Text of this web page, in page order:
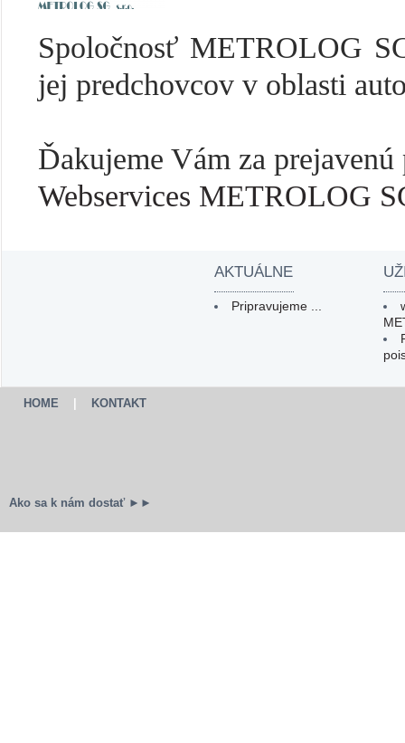
Spoločnosť METROLOG
jej predchovcov v oblasti
Ďakujeme Vám za prejavenú
Webservices METROLOG
AKTUÁLNE
Pripravujeme ...
HOME KONTAKT
Ako sa k nám dostať ►►